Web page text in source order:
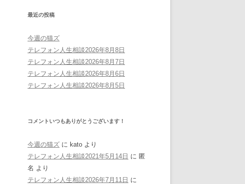
最近の投稿
今週の猫ズ
テレフォン人生相談2026年8月8日
テレフォン人生相談2026年8月7日
テレフォン人生相談2026年8月6日
テレフォン人生相談2026年8月5日
コメントいつもありがとうございます！
今週の猫ズ に kato より
テレフォン人生相談2021年5月14日 に 匿
名 より
テレフォン人生相談2026年7月11日 に